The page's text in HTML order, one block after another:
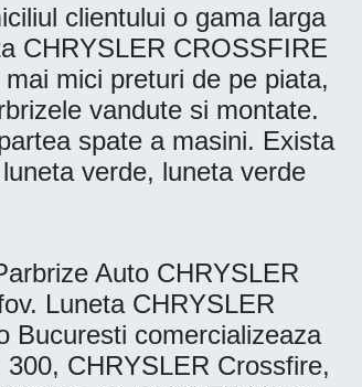
clientului o gama larga
CHRYSLER CROSSFIRE
mici preturi de pe piata,
vandute si montate.
spate a masini. Exista
verde, luneta verde
Auto CHRYSLER
Luneta CHRYSLER
Bucuresti comercializeaza
CHRYSLER Crossfire,